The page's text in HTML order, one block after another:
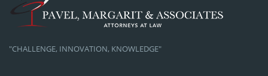
"CHALLENGE, INNOVATION, KNOWLEDGE"